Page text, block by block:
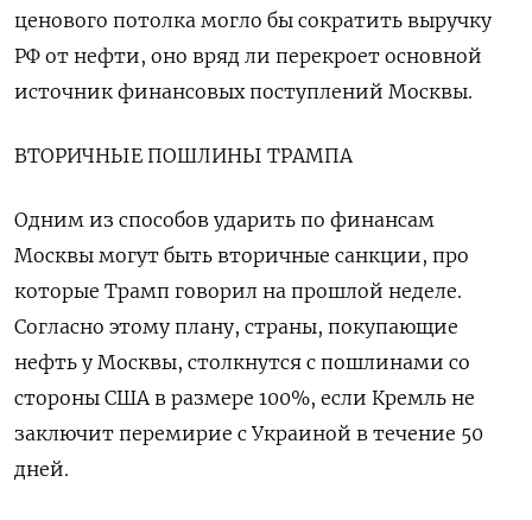
ценового потолка могло бы сократить выручку
РФ от нефти, оно вряд ли перекроет основной
источник финансовых поступлений Москвы.
ВТОРИЧНЫЕ ПОШЛИНЫ ТРАМПА
Одним из способов ударить по финансам
Москвы могут быть вторичные санкции, про
которые Трамп говорил на прошлой неделе.
Согласно этому плану, страны, покупающие
нефть у Москвы, столкнутся с пошлинами со
стороны США в размере 100%, если Кремль не
заключит перемирие с Украиной в течение 50
дней.